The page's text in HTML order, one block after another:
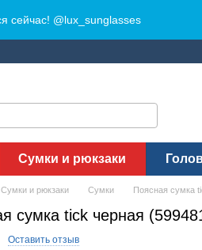
сейчас! @lux_sunglasses
Сумки и рюкзаки
Сумки и рюкзаки Сумки Поясная сумка
сумка tick черная
Оставить отзыв